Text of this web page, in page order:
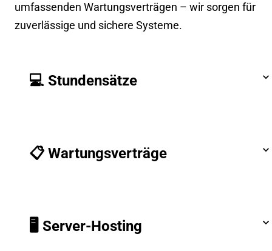
umfassenden Wartungsverträgen – wir sorgen für
zuverlässige und sichere Systeme.
💻 Stundensätze
📋 Wartungsverträge
🖥️ Server-Hosting